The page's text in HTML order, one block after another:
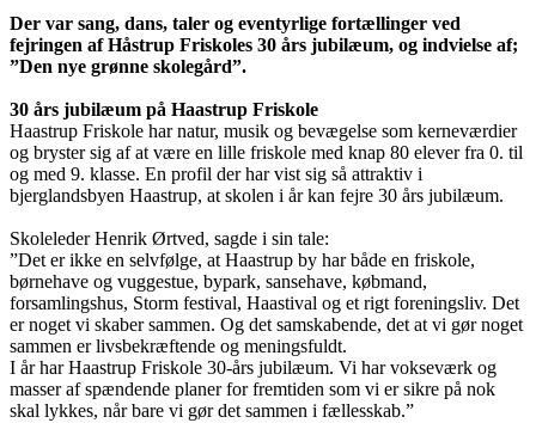
Der var sang, dans, taler og eventyrlige fortællinger ved
fejringen af Håstrup Friskoles 30 års jubilæum, og indvielse af;
”Den nye grønne skolegård”.
30 års jubilæum på Haastrup Friskole
Haastrup Friskole har natur, musik og bevægelse som kerneværdier
og bryster sig af at være en lille friskole med knap 80 elever fra 0. til
og med 9. klasse. En profil der har vist sig så attraktiv i
bjerglandsbyen Haastrup, at skolen i år kan fejre 30 års jubilæum.
Skoleleder Henrik Ørtved, sagde i sin tale:
”Det er ikke en selvfølge, at Haastrup by har både en friskole,
børnehave og vuggestue, bypark, sansehave, købmand,
forsamlingshus, Storm festival, Haastival og et rigt foreningsliv. Det
er noget vi skaber sammen. Og det samskabende, det at vi gør noget
sammen er livsbekræftende og meningsfuldt.
I år har Haastrup Friskole 30-års jubilæum. Vi har vokseværk og
masser af spændende planer for fremtiden som vi er sikre på nok
skal lykkes, når bare vi gør det sammen i fællesskab.”